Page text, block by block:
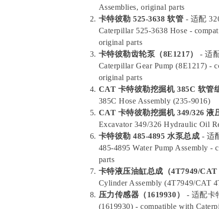
Assemblies, original parts
卡特彼勒 525-3638 软管 - 适配
Caterpillar 525-3638 Hose -
original parts
卡特彼勒齿轮泵（8E1217）
- 适
Caterpillar Gear Pump (8E1217) -
original parts
CAT 卡特彼勒挖掘机 385C 软管
385C Hose Assembly (235-9016)
CAT 卡特彼勒挖掘机 349/326 液
Excavator 349/326 Hydraulic Oil
卡特彼勒 485-4895 水泵总成 - 适
485-4895 Water Pump Assembly -
parts
卡特液压油缸总成（4T7949/CAT
Cylinder Assembly (4T7949/CAT
压力传感器（1619930）
- 适配卡
(1619930) - compatible with